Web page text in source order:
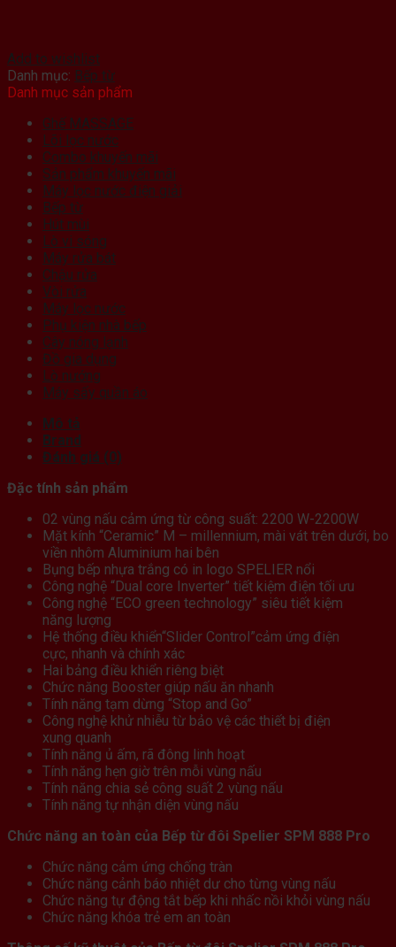
Add to wishlist
Danh mục: Bếp từ
Danh mục sản phẩm
Ghế MASSAGE
Lõi lọc nước
Combo khuyến mãi
Sản phẩm khuyến mãi
Máy lọc nước điện giải
Bếp từ
Hút mùi
Lò vi sóng
Máy rửa bát
Chậu rửa
Vòi rửa
Máy lọc nước
Phụ kiện nhà bếp
Cây nóng lạnh
Đồ gia dụng
Lò nướng
Máy sấy quần áo
Mô tả
Brand
Đánh giá (0)
Đặc tính sản phẩm
02 vùng nấu cảm ứng từ công suất: 2200 W-2200W
Mặt kính “Ceramic” M – millennium, mài vát trên dưới, bo
viền nhôm Aluminium hai bên
Bụng bếp nhựa trắng có in logo SPELIER nổi
Công nghệ “Dual core Inverter” tiết kiệm điện tối ưu
Công nghệ “ECO green technology” siêu tiết kiệm
năng lượng
Hệ thống điều khiển“Slider Control”cảm ứng điện
cực, nhanh và chính xác
Hai bảng điều khiển riêng biệt
Chức năng Booster giúp nấu ăn nhanh
Tính năng tạm dừng “Stop and Go”
Công nghệ khử nhiễu từ bảo vệ các thiết bị điện
xung quanh
Tính năng ủ ấm, rã đông linh hoạt
Tính năng hẹn giờ trên mỗi vùng nấu
Tính năng chia sẻ công suất 2 vùng nấu
Tính năng tự nhận diện vùng nấu
Chức năng an toàn của Bếp từ đôi Spelier SPM 888 Pro
Chức năng cảm ứng chống tràn
Chức năng cảnh báo nhiệt dư cho từng vùng nấu
Chức năng tự động tắt bếp khi nhấc nồi khỏi vùng nấu
Chức năng khóa trẻ em an toàn